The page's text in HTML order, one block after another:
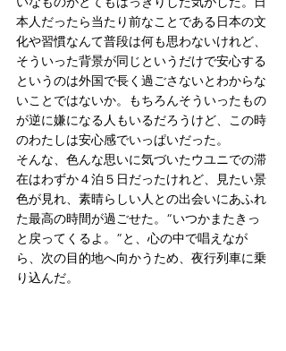
本人だったら当たり前なことである日本の文
化や習慣なんて普段は何も思わないけれど、
そういった背景が同じというだけで安心する
というのは外国で長く過ごさないとわからな
いことではないか。もちろんそういったもの
が逆に嫌になる人もいるだろうけど、この時
のわたしは安心感でいっぱいだった。
そんな、色んな思いに気づいたウユニでの滞
在はわずか４泊５日だったけれど、見たい景
色が見れ、素晴らしい人との出会いにあふれ
た最高の時間が過ごせた。“いつかまたきっ
と戻ってくるよ。”と、心の中で唱えなが
ら、次の目的地へ向かうため、夜行列車に乗
り込んだ。